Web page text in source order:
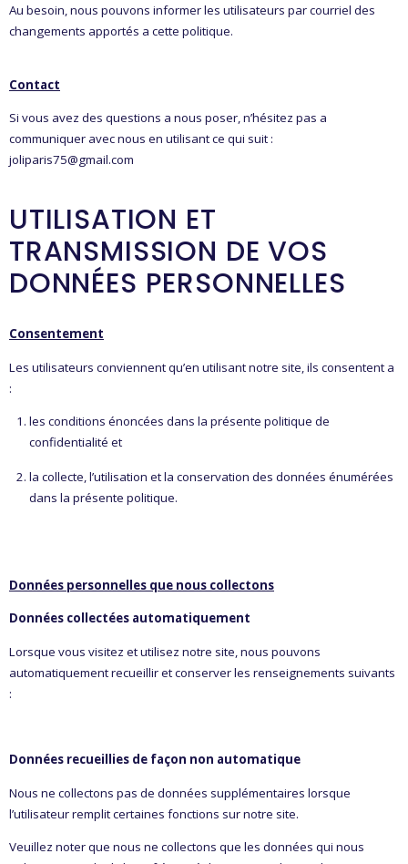
Au besoin, nous pouvons informer les utilisateurs par courriel des
changements apportés a cette politique.
Contact
Si vous avez des questions a nous poser, n’hésitez pas a
communiquer avec nous en utilisant ce qui suit :
joliparis75@gmail.com
UTILISATION ET
TRANSMISSION DE VOS
DONNÉES PERSONNELLES
Consentement
Les utilisateurs conviennent qu’en utilisant notre site, ils consentent a
:
les conditions énoncées dans la présente politique de
confidentialité et
la collecte, l’utilisation et la conservation des données énumérées
dans la présente politique.
Données personnelles que nous collectons
Données collectées automatiquement
Lorsque vous visitez et utilisez notre site, nous pouvons
automatiquement recueillir et conserver les renseignements suivants
:
Données recueillies de façon non automatique
Nous ne collectons pas de données supplémentaires lorsque
l’utilisateur remplit certaines fonctions sur notre site.
Veuillez noter que nous ne collectons que les données qui nous